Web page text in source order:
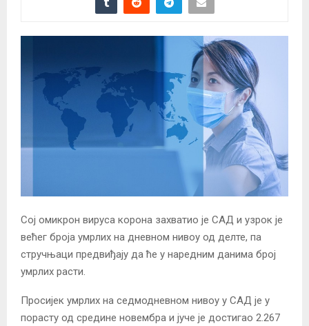
Сој омикрон вируса корона захватио је САД и узрок је
већег броја умрлих на дневном нивоу од делте, па
стручњаци предвиђају да ће у наредним данима број
умрлих расти.
Просијек умрлих на седмодневном нивоу у САД је у
порасту од средине новембра и јуче је достигао 2.267